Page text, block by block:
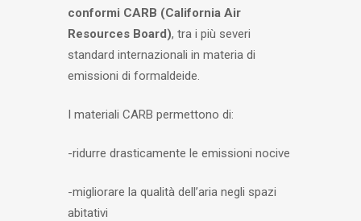
conformi CARB (California Air
Resources Board), tra i più severi
standard internazionali in materia di
emissioni di formaldeide.
I materiali CARB permettono di:
-ridurre drasticamente le emissioni nocive
-migliorare la qualità dell’aria negli spazi
abitativi